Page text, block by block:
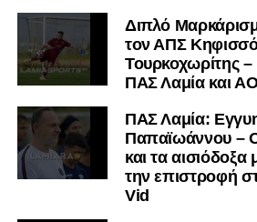
Διπλό
τον ΑΠΣ
Τουρκοχωρίτης
ΠΑΣ Λαμία και
ΠΑΣ Λαμία:
Παπαϊωάννου –
και τα αισιόδοξα
την επιστροφή
Vid